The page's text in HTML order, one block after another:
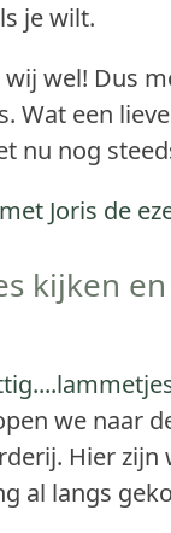
je wilt.
wij wel! Dus
Wat een
nu nog
kijken
we naar
Hier zijn
al langs